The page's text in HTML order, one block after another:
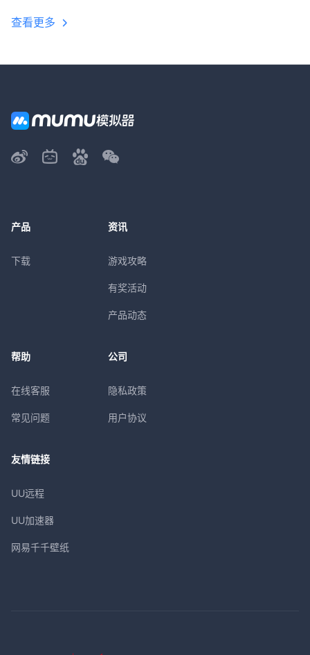
查看更多
产品
下载
资讯
游戏攻略
有奖活动
产品动态
帮助
在线客服
常见问题
公司
隐私政策
用户协议
友情链接
UU远程
UU加速器
网易千千壁纸